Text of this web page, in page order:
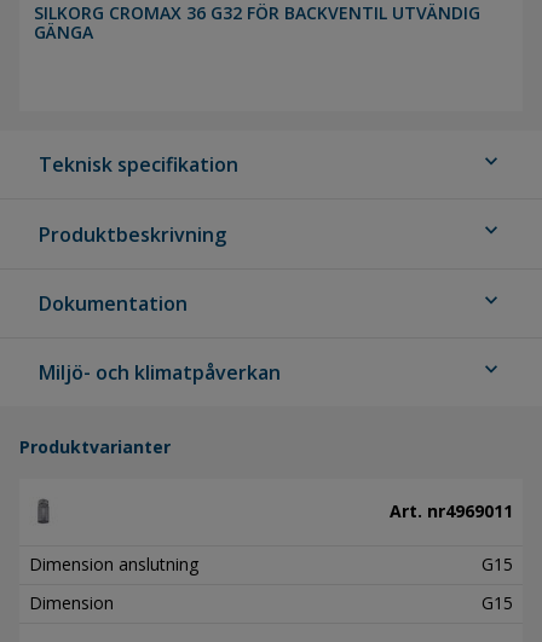
SILKORG CROMAX 36 G32 FÖR BACKVENTIL UTVÄNDIG
GÄNGA
Teknisk specifikation expand_more
Produktbeskrivning expand_more
Dokumentation expand_more
Miljö- och klimatpåverkan expand_more
Produktvarianter
Art. nr4969011
Dimension anslutning
G15
Dimension
G15